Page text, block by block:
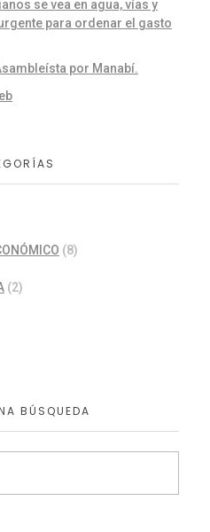
se vea en agua, vías y
para ordenar el gasto
por Manabí.
(8)
(2)
BÚSQUEDA